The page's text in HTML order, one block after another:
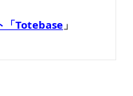
「Totebase 」